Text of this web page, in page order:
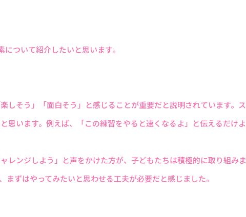
ついて紹介したいと思います。
しそう」「面白そう」と感じることが重要だと説明されています。ス
思います。例えば、「この練習をやると速くなるよ」と伝えるだけよ
レンジしよう」と声をかけた方が、子どもたちは積極的に取り組みま
まずはやってみたいと思わせる工夫が必要だと感じました。